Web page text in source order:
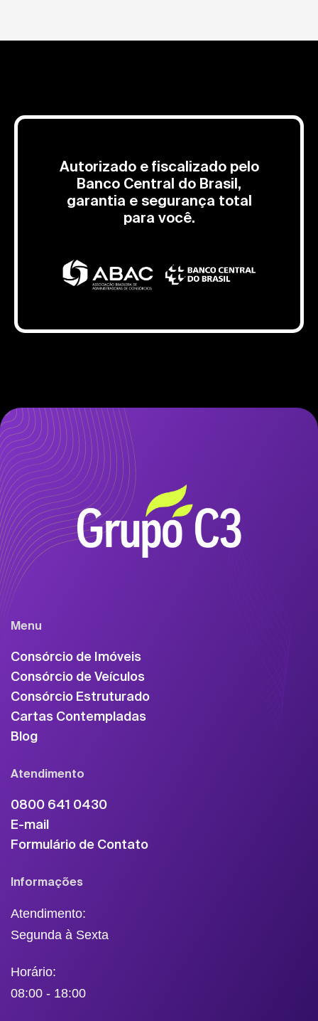
Autorizado e fiscalizado pelo
Banco Central do Brasil,
garantia e segurança total
para você.
Menu
Consórcio de Imóveis
Consórcio de Veículos
Consórcio Estruturado
Cartas Contempladas
Blog
Atendimento
0800 641 0430
E-mail
Formulário de Contato
Informações
Atendimento:
Segunda à Sexta
Horário:
08:00 - 18:00